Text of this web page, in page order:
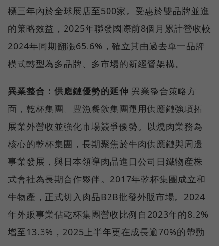
標三年內於全球展店至500家。受惠於雙品牌並進
的策略效益，2025年聯發國際前8個月累計營收較
2024年同期翻漲65.6%，確立其由過去單一品牌
模式轉型為多品牌、多市場的新經營架構。
異業整合：供應鏈優勢的延伸 異業整合策略方
面，乾杯集團、豊漁餐飲集團運用供應鏈強項拓
展業外營收並強化市場競爭優勢。以燒肉業務為
核心的乾杯集團，長期聚焦於牛肉供應鏈與周邊
事業發展，與日本領導肉品進口公司日鐵物産株
式會社為長期合作夥伴。2017年乾杯集團成立和
牛物產，正式切入肉品B2B批發外販市場。2024
年外販事業佔乾杯集團營收比例自2023年的8.2%
增至13.3%，2025上半年更在成長逾70%的帶動